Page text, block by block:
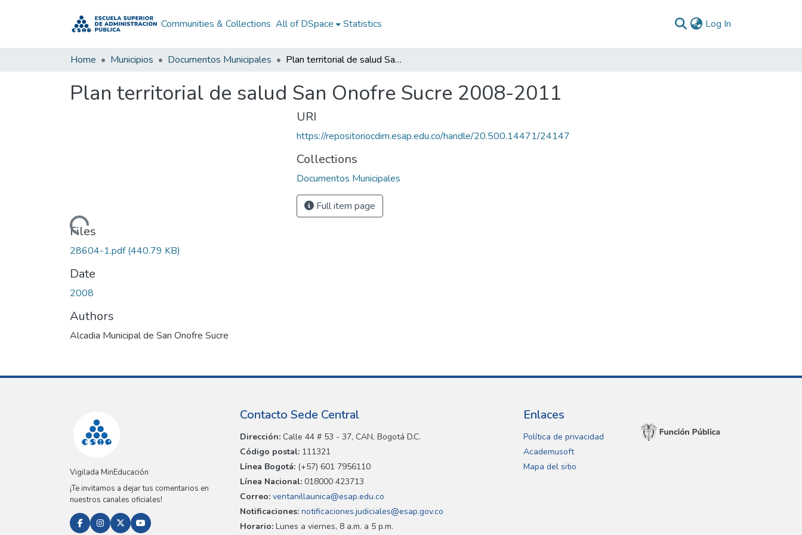
Communities & Collections All of DSpace Statistics Log In
Home Municipios Documentos Municipales Plan territorial de salud San Onofre Sucre 2008-2011
Plan territorial de salud San Onofre Sucre 2008-2011
Loading...
Files
28604-1.pdf(440.79 KB)
Date
2008
Authors
Alcadia Municipal de San Onofre Sucre
URI
https://repositoriocdim.esap.edu.co/handle/20.500.14471/24147
Collections
Documentos Municipales
Full item page
Vigilada MinEducación
¡Te invitamos a dejar tus comentarios en
nuestros canales oficiales!
Contacto Sede Central
Dirección: Calle 44 # 53 - 37, CAN, Bogotá D.C.
Código postal: 111321
Línea Bogotá: (+57) 601 7956110
Línea Nacional: 018000 423713
Correo: ventanillaunica@esap.edu.co
Notificaciones: notificaciones.judiciales@esap.gov.co
Horario: Lunes a viernes, 8 a.m. a 5 p.m.
Enlaces
Política de privacidad
Academusoft
Mapa del sitio